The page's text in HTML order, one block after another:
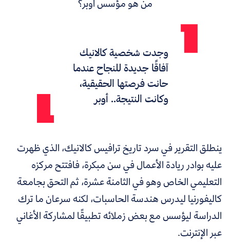
من هو مؤسس أوبر؟
وجدت شخصية كالانيك
آفاقًا جديدة للنجاح عندما
حانت فرصتها الحقيقية،
وكانت النتيجة.. أوبر
ينطلق التقرير في سرد تاريخ ترافيس كالانيك، الذي ظهرت
عليه بوادر ريادة الأعمال في سن مبكرة، فافتتح مركزه
التعليمي الخاص وهو في الثامنة عشرة، ثم التحق بجامعة
كاليفورنيا ليدرس هندسة الحاسبات، لكنه سرعان ما ترك
الدراسة ليؤسس مع بعض زملائه تطبيقًا لمشاركة الأغاني
عبر الإنترنت.